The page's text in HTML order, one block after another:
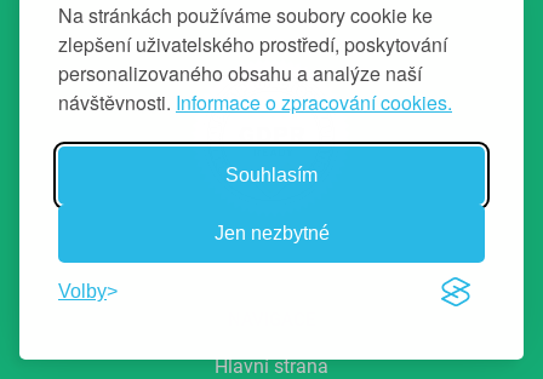
Na stránkách používáme soubory cookie ke
zlepšení uživatelského prostředí, poskytování
personalizovaného obsahu a analýze naší
návštěvnosti. Informace o zpracování cookies.
Souhlasím
Jen nezbytné
Volby
Kontakt
Hlavní strana